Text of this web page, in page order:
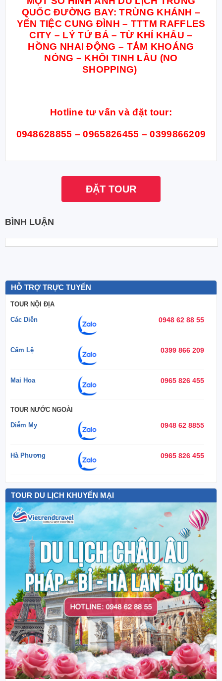
QUỐC ĐƯỜNG BAY: TRÙNG KHÁNH –
YẾN TIỆC CUNG ĐÌNH – TTTM RAFFLES
CITY – LÝ TỬ BÁ – TỪ KHÍ KHẨU –
HỒNG NHAI ĐỘNG – TẮM KHOÁNG
NÓNG – KHÔI TINH LẦU (NO
SHOPPING)
Hotline tư vấn và đặt tour:
0948628855 – 0965826455 – 0399866209
ĐẶT TOUR
BÌNH LUẬN
HỖ TRỢ TRỰC TUYẾN
TOUR NỘI ĐỊA
Các Diễn 0948 62 88 55
Cẩm Lệ 0399 866 209
Mai Hoa 0965 826 455
TOUR NƯỚC NGOÀI
Diễm My 0948 62 8855
Hà Phương 0965 826 455
TOUR DU LỊCH KHUYẾN MẠI